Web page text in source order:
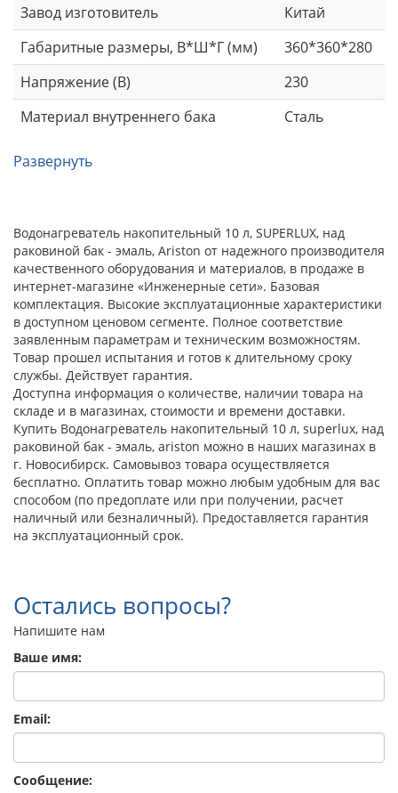
Завод изготовитель
Китай
Габаритные размеры, В*Ш*Г (мм)
360*360*280
Напряжение (В)
230
Материал внутреннего бака
Сталь
Развернуть
Водонагреватель накопительный 10 л, SUPERLUX, над
раковиной бак - эмаль, Ariston от надежного производителя
качественного оборудования и материалов, в продаже в
интернет-магазине «Инженерные сети». Базовая
комплектация. Высокие эксплуатационные характеристики
в доступном ценовом сегменте. Полное соответствие
заявленным параметрам и техническим возможностям.
Товар прошел испытания и готов к длительному сроку
службы. Действует гарантия.
Доступна информация о количестве, наличии товара на
складе и в магазинах, стоимости и времени доставки.
Купить Водонагреватель накопительный 10 л, superlux, над
раковиной бак - эмаль, ariston можно в наших магазинах в
г. Новосибирск. Самовывоз товара осуществляется
бесплатно. Оплатить товар можно любым удобным для вас
способом (по предоплате или при получении, расчет
наличный или безналичный). Предоставляется гарантия
на эксплуатационный срок.
Остались вопросы?
Напишите нам
Ваше имя:
Email:
Сообщение: